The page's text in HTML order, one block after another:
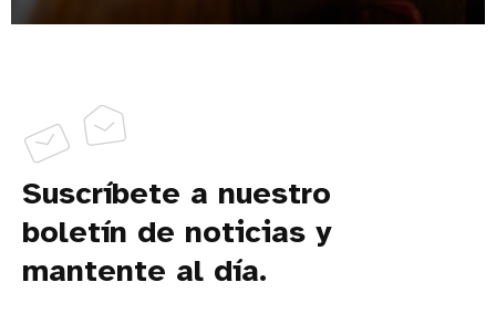
Suscríbete a nuestro
boletín de noticias y
mantente al día.